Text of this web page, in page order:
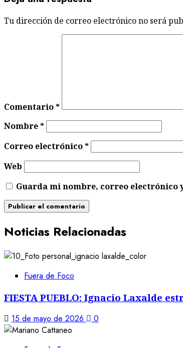
Tu dirección de correo electrónico no será
Comentario*
Nombre*
Correo electrónico*
Web
Guarda mi nombre, correo electrónico
Noticias Relacionadas
Fuera de Foco
FIESTA PUEBLO: Ignacio Laxalde
15 de mayo de 2026 0